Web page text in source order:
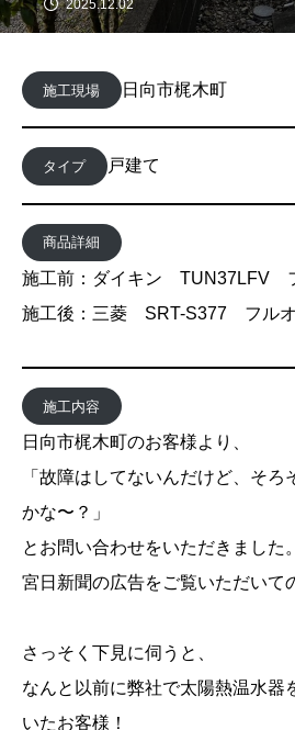
2025.12.02
施工現場 日向市梶木町
タイプ 戸建て
商品詳細
施工前：ダイキン TUN37LFV
施工後：三菱 SRT-S377 フルオ
施工内容
日向市梶木町のお客様より、
「故障はしてないんだけど、そ
かな〜？」
とお問い合わせをいただきました。
宮日新聞の広告をご覧いただいて
さっそく下見に伺うと、
なんと以前に弊社で太陽熱温水器
いたお客様！